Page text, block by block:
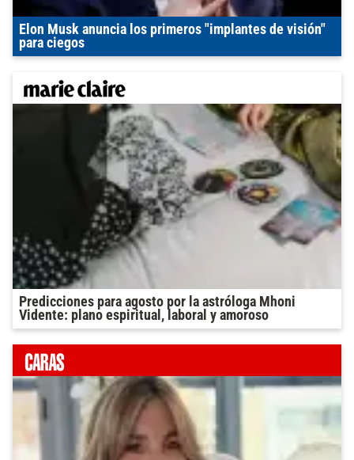
Elon Musk anuncia los primeros "implantes de visión"
para ciegos
Predicciones para agosto por la astróloga Mhoni
Vidente: plano espiritual, laboral y amoroso